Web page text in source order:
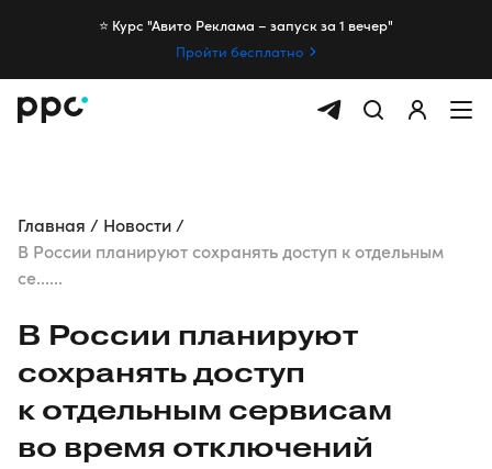
⭐️ Курс "Авито Реклама – запуск за 1 вечер"
Пройти бесплатно
Главная
Новости
В России планируют сохранять доступ к отдельным
се......
В России планируют
сохранять доступ
к отдельным сервисам
во время отключений